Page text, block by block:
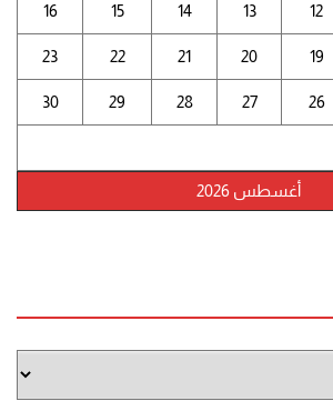
أغسطس 2026
12
13
14
15
16
19
20
21
22
23
26
27
28
29
30